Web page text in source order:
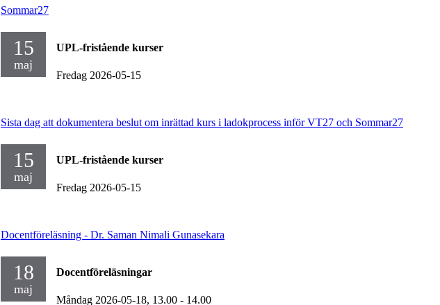
Sommar27
15
maj
UPL-fristående kurser
Fredag 2026-05-15
Sista dag att dokumentera beslut om inrättad kurs i ladokprocess inför VT27 och Sommar27
15
maj
UPL-fristående kurser
Fredag 2026-05-15
Docentföreläsning - Dr. Saman Nimali Gunasekara
18
maj
Docentföreläsningar
Måndag 2026-05-18, 13.00 - 14.00